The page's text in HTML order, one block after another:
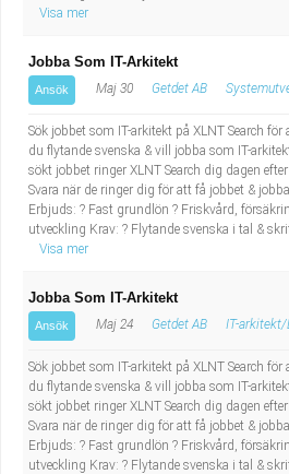
Visa mer
Jobba Som IT-Arkitekt
Ansök Maj 30 Getdet AB
Sök jobbet som IT-arkitekt på XLNT Search
du flytande svenska & vill jobba som IT-
sökt jobbet ringer XLNT Search dig dagen
Svara när de ringer dig för att få jobbet &
Erbjuds: ? Fast grundlön ? Friskvård,
utveckling Krav: ? Flytande svenska i tal &
Visa mer
Jobba Som IT-Arkitekt
Ansök Maj 24 Getdet AB IT-
Sök jobbet som IT-arkitekt på XLNT Search
du flytande svenska & vill jobba som IT-
sökt jobbet ringer XLNT Search dig dagen
Svara när de ringer dig för att få jobbet &
Erbjuds: ? Fast grundlön ? Friskvård,
utveckling Krav: ? Flytande svenska i tal &